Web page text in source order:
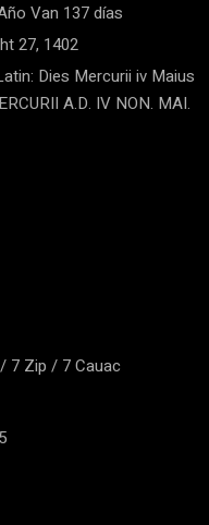
Van 137 días
27, 1402
Dies Mercurii iv Maius
A.D. IV NON. MAI.
7 Zip / 7 Cauac